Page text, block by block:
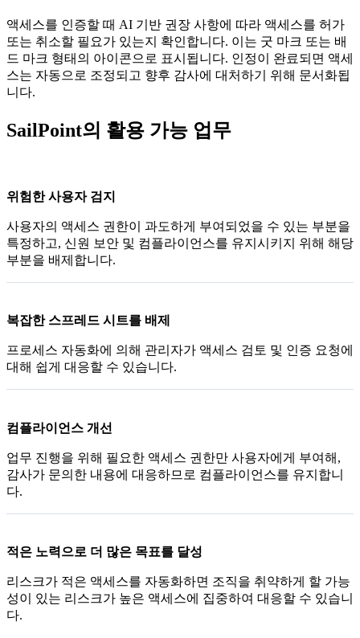
액세스를 인증할 때 AI 기반 권장 사항에 따라 액세스를 허가
또는 취소할 필요가 있는지 확인합니다. 이는 굿 마크 또는 배
드 마크 형태의 아이콘으로 표시됩니다. 인정이 완료되면 액세
스는 자동으로 조정되고 향후 감사에 대처하기 위해 문서화됩
니다.
SailPoint의 활용 가능 업무
위험한 사용자 검지
사용자의 액세스 권한이 과도하게 부여되었을 수 있는 부분을
특정하고, 신원 보안 및 컴플라이언스를 유지시키지 위해 해당
부분을 배제합니다.
복잡한 스프레드 시트를 배제
프로세스 자동화에 의해 관리자가 액세스 검토 및 인증 요청에
대해 쉽게 대응할 수 있습니다.
컴플라이언스 개선
업무 진행을 위해 필요한 액세스 권한만 사용자에게 부여해,
감사가 문의한 내용에 대응하므로 컴플라이언스를 유지합니
다.
적은 노력으로 더 많은 목표를 달성
리스크가 적은 액세스를 자동화하면 조직을 취약하게 할 가능
성이 있는 리스크가 높은 액세스에 집중하여 대응할 수 있습니
다.